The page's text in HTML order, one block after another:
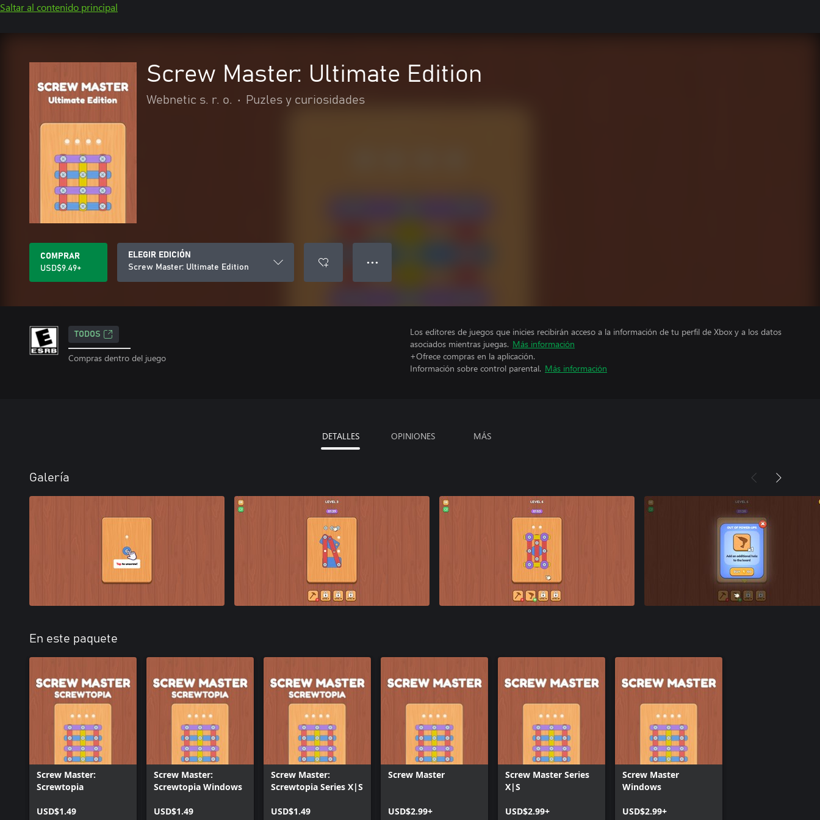
Saltar al contenido principal
Screw Master: Ultimate Edition
Webnetic s. r. o. • Puzles y curiosidades
COMPRAR
USD$9.49+
ELEGIR EDICIÓN
Screw Master: Ultimate Edition
● ● ●
TODOS
Compras dentro del juego
Los editores de juegos que inicies recibirán acceso a la información de tu perfil de Xbox y a los datos
asociados mientras juegas. Más información
+Ofrece compras en la aplicación.
Información sobre control parental. Más información
DETALLES OPINIONES MÁS
Galería
En este paquete
Screw Master:
Screwtopia
USD$1.49
Screw Master:
Screwtopia Windows
USD$1.49
Screw Master:
Screwtopia Series X|S
USD$1.49
Screw Master
USD$2.99+
Screw Master Series
X|S
USD$2.99+
Screw Master
Windows
USD$2.99+